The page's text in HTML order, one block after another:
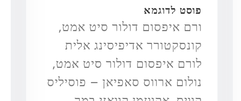
פוסט לדוגמא
ורם איפסום דולור סיט אמט,
קונסקטורר אדיפיסינג אלית
לורם איפסום דולור סיט אמט,
נולום ארווס סאפיאן – פוסיליס